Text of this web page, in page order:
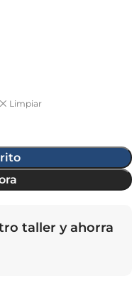
Limpiar
taller y ahorra